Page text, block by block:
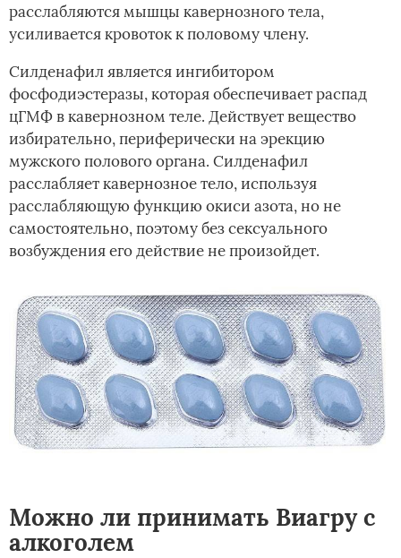
расслабляются мышцы кавернозного тела,
усиливается кровоток к половому члену.
Силденафил является ингибитором
фосфодиэстеразы, которая обеспечивает распад
цГМФ в кавернозном теле. Действует вещество
избирательно, периферически на эрекцию
мужского полового органа. Силденафил
расслабляет кавернозное тело, используя
расслабляющую функцию окиси азота, но не
самостоятельно, поэтому без сексуального
возбуждения его действие не произойдет.
Можно ли принимать Виагру с
алкоголем